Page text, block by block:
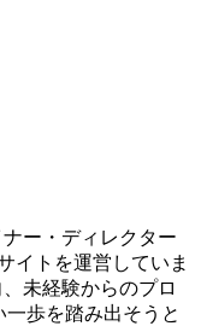
ー・ディレクター
イトを運営していま
未経験からのプロ
歩を踏み出そうと